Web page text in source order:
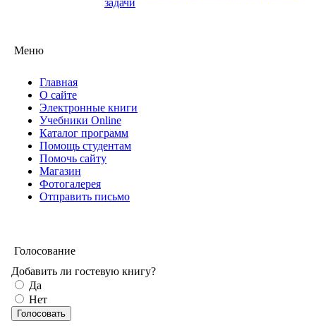
Меню
Главная
О сайте
Электронные книги
Учебники Online
Каталог программ
Помощь студентам
Помочь сайту
Магазин
Фотогалерея
Отправить письмо
Голосование
Добавить ли гостевую книгу?
Да
Нет